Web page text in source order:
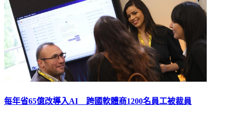
每年省65億改導入AI 跨國軟體商1200名員工被裁員